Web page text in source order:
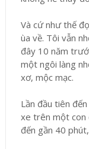
Và cứ như thế
ùa về. Tôi vẫn
đây 10 năm
một ngôi làng
xơ, mộc mạc.
Lần đầu tiên
xe trên một con
đến gần 40